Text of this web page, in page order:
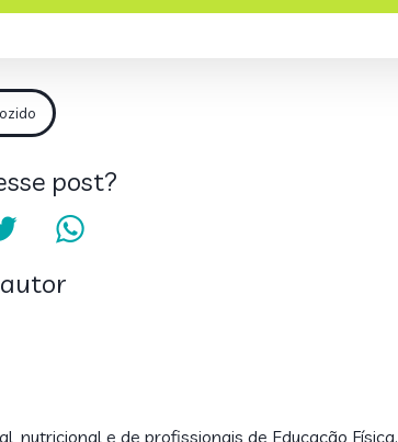
post?
nutricional e de profissionais de Educação Física.